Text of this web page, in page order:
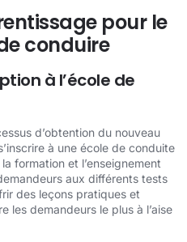
pour le
conduire
à l’école de
d’obtention du nouveau
à une école de conduite
formation et l’enseignement
aux différents tests
des leçons pratiques et
les demandeurs le plus à l’aise